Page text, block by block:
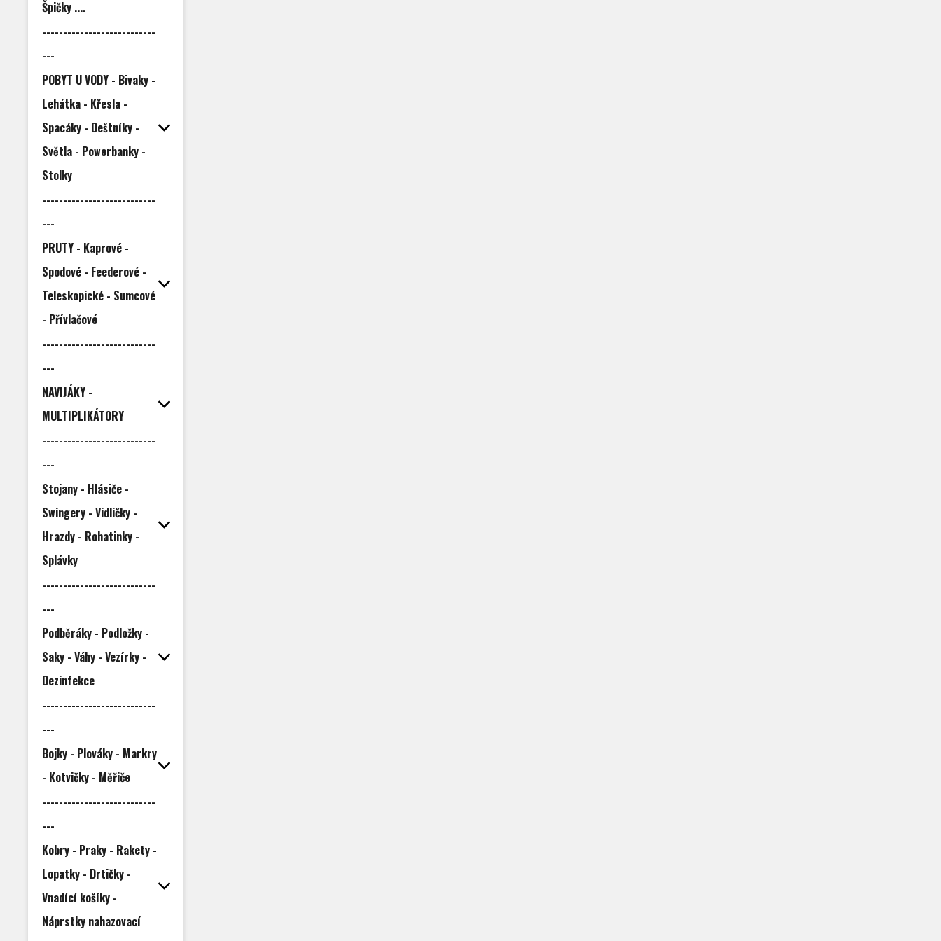
Špičky ....
---------------------------
---
POBYT U VODY - Bivaky -
Lehátka - Křesla -
Spacáky - Deštníky -
Světla - Powerbanky -
Stolky
---------------------------
---
PRUTY - Kaprové -
Spodové - Feederové -
Teleskopické - Sumcové
- Přívlačové
---------------------------
---
NAVIJÁKY -
MULTIPLIKÁTORY
---------------------------
---
Stojany - Hlásiče -
Swingery - Vidličky -
Hrazdy - Rohatinky -
Splávky
---------------------------
---
Podběráky - Podložky -
Saky - Váhy - Vezírky -
Dezinfekce
---------------------------
---
Bojky - Plováky - Markry
- Kotvičky - Měřiče
---------------------------
---
Kobry - Praky - Rakety -
Lopatky - Drtičky -
Vnadící košíky -
Náprstky nahazovací